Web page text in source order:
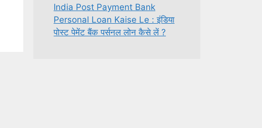
India Post Payment Bank
Personal Loan Kaise Le : इंडिया
पोस्ट पेमेंट बैंक पर्सनल लोन कैसे लें ?